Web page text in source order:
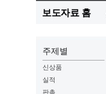
보도자료 홈
주제별
신상품
실적
판촉